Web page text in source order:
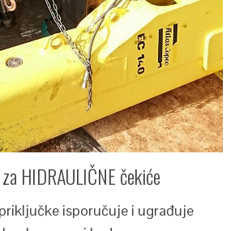
HIDRAULIČNE čekiće
isporučuje i ugrađuje